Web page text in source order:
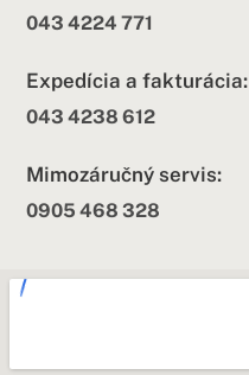
043 4224 771
Expedícia a fakturácia:
043 4238 612
Mimozáručný servis:
0905 468 328